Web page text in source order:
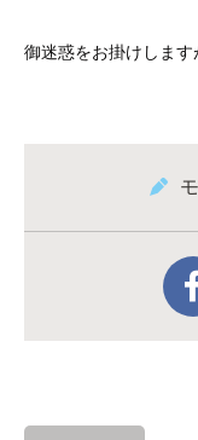
御迷惑をお掛けします